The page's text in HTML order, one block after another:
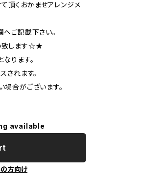
頂くおかませアレンジメ
ご記載下さい。
致します☆★
ります。
されます。
合がございます。
available
方向け